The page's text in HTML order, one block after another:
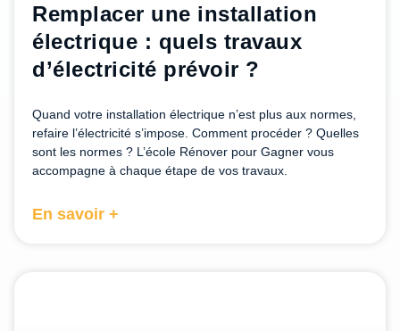
Remplacer une installation
électrique : quels travaux
d’électricité prévoir ?
Quand votre installation électrique n’est plus aux normes,
refaire l’électricité s’impose. Comment procéder ? Quelles
sont les normes ? L’école Rénover pour Gagner vous
accompagne à chaque étape de vos travaux.
En savoir +